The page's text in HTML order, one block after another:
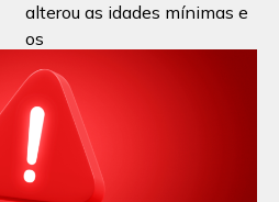
alterou as idades mínimas e
os